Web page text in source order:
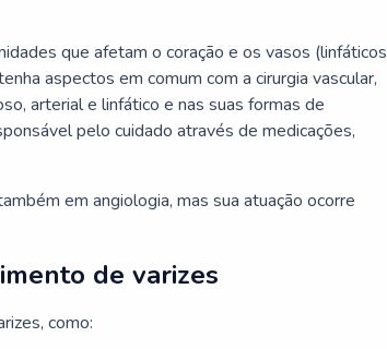
que afetam o coração e os vasos (linfáticos
aspectos em comum com a cirurgia vascular,
arterial e linfático e nas suas formas de
pelo cuidado através de medicações,
em angiologia, mas sua atuação ocorre
de varizes
como: